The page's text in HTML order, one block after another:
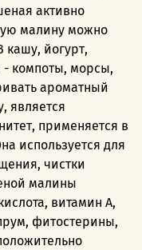
активно
малину можно
кашу, йогурт,
компоты, морсы,
ароматный
является
применяется в
используется для
чистки
малины
витамин A,
фитостерины,